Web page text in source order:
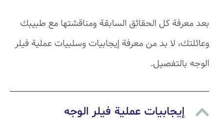
كل الحقائق السابقة ومناقشتها مع طبيبك
لا بد من معرفة إيجابيات وسلبيات عملية فيلر
إيجابيات عملية فيلر الوجه